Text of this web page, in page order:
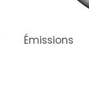
Émissions